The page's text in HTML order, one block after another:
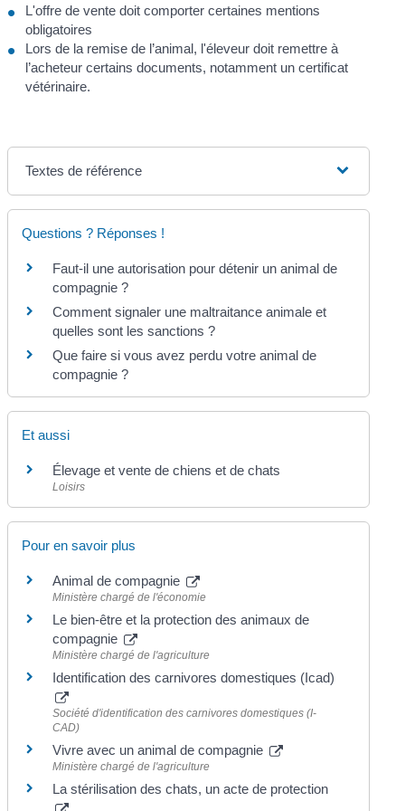
L'offre de vente doit comporter certaines mentions
obligatoires
Lors de la remise de l’animal, l'éleveur doit remettre à
l’acheteur certains documents, notamment un certificat
vétérinaire.
Textes de référence
Questions ? Réponses !
Faut-il une autorisation pour détenir un animal de
compagnie ?
Comment signaler une maltraitance animale et
quelles sont les sanctions ?
Que faire si vous avez perdu votre animal de
compagnie ?
Et aussi
Élevage et vente de chiens et de chats
Loisirs
Pour en savoir plus
Animal de compagnie
Ministère chargé de l'économie
Le bien-être et la protection des animaux de
compagnie
Ministère chargé de l'agriculture
Identification des carnivores domestiques (Icad)
Société d'identification des carnivores domestiques (I-
CAD)
Vivre avec un animal de compagnie
Ministère chargé de l'agriculture
La stérilisation des chats, un acte de protection